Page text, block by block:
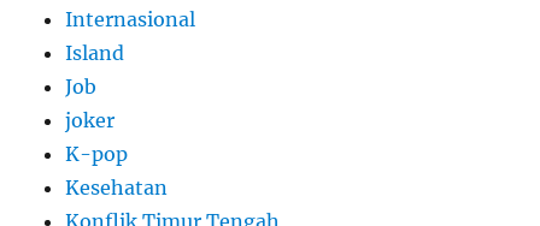
Internasional
Island
Job
joker
K-pop
Kesehatan